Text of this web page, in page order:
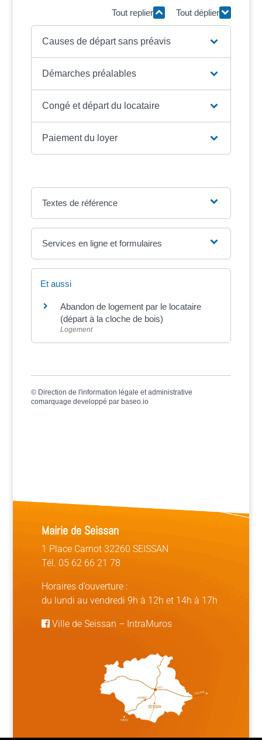
Tout replier
Tout déplier
Causes de départ sans préavis
Démarches préalables
Congé et départ du locataire
Paiement du loyer
Textes de référence
Services en ligne et formulaires
Et aussi
Abandon de logement par le locataire
(départ à la cloche de bois)
Logement
© Direction de l'information légale et administrative
comarquage developpé par baseo.io
Mairie de Seissan
1 Place Carnot 32260 SEISSAN
Tél. 05 62 66 21 78
Horaires d’ouverture :
du lundi au vendredi 9h à 12h et 14h à 17h
Ville de Seissan – IntraMuros